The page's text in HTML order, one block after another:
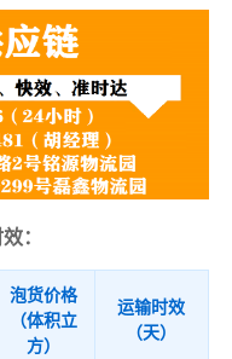
：
泡货价格
（体积立
方）
运输时效
（天）